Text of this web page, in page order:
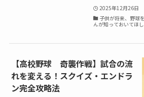
2025年12月26日
子供が将来、野球
んが知っておいてほ
【高校野球 奇襲作戦】試合の流
れを変える！スクイズ・エンドラ
ン完全攻略法